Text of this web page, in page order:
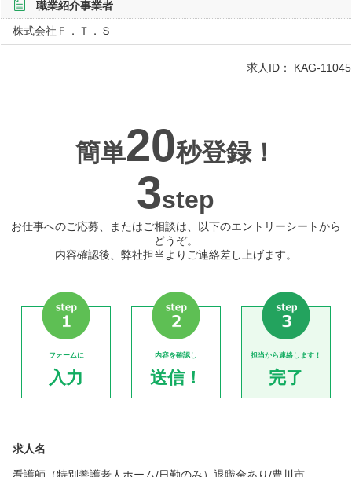
職業紹介事業者
株式会社Ｆ．Ｔ．Ｓ
求人ID： KAG-11045
簡単20秒登録！
3step
お仕事へのご応募、またはご相談は、以下のエントリーシートから
どうぞ。
内容確認後、弊社担当よりご連絡差し上げます。
フォームに
入力
内容を確認し
送信！
担当から連絡します！
完了
求人名